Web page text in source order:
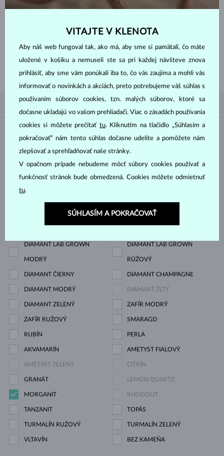
ZAČNITE TÝM NAJLEPŠÍM
Inšpirujte sa nedávno zakúpenými zlatými prsteňmi a naším spracovaním
nadčasového aj klasického dizajnu.
Materiál
BIELE ZLATO ŽLTÉ ZLATO
RUŽOVÉ ZLATO
Drahokam
DIAMANT LAB GROWN
MODRÝ
DIAMANT LAB GROWN
RŮŽOVÝ
DIAMANT ČIERNY DIAMANT CHAMPAGNE
DIAMANT MODRÝ DIAMANT ŽLTÝ
DIAMANT ZELENÝ ZAFÍR MODRÝ
ZAFÍR RUŽOVÝ SMARAGD
RUBÍN PERLA
AKVAMARÍN AMETYST FIALOVÝ
AMETYST ZELENÝ CITRÍN
GRANÁT LEMON QUARTZ
MORGANIT RHODOLIT
TANZANIT TOPÁS
TURMALÍN RUŽOVÝ TURMALÍN ZELENÝ
VLTAVÍN BEZ KAMEŇA
VITAJTE V KLENOTA
Aby náš web fungoval tak, ako má, aby sme si pamätali, čo máte
uložené v košíku a nemuseli ste sa pri každej návšteve znova
prihlásiť, aby sme vám ponúkali iba to, čo vás zaujíma a mohli vás
informovať o novinkách a akciách, preto potrebujeme váš súhlas s
používaním súborov cookies, tzn. malých súborov, ktoré sa
dočasne ukladajú vo vašom prehliadači. Viac o zásadách používania
cookies si môžete prečítať tu. Kliknutím na tlačidlo „Súhlasím a
pokračovať“ nám tento súhlas dočasne udelíte a pomôžete nám
zlepšovať a sprehľadňovať naše stránky.
V opačnom prípade nebudeme môcť súbory cookies používať a
funkčnosť stránok bude obmedzená. Cookies môžete odmietnuť
tu.
SÚHLASÍM A POKRAČOVAŤ